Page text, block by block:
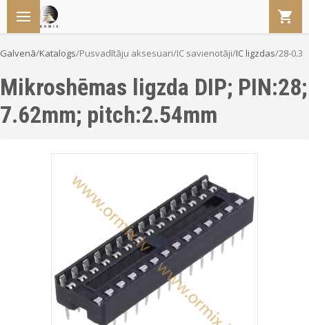
Galvenā/Katalogs/Pusvadītāju aksesuari/IC savienotāji/IC ligzdas/28-0.3
Mikroshēmas ligzda DIP; PIN:28;
7.62mm; pitch:2.54mm